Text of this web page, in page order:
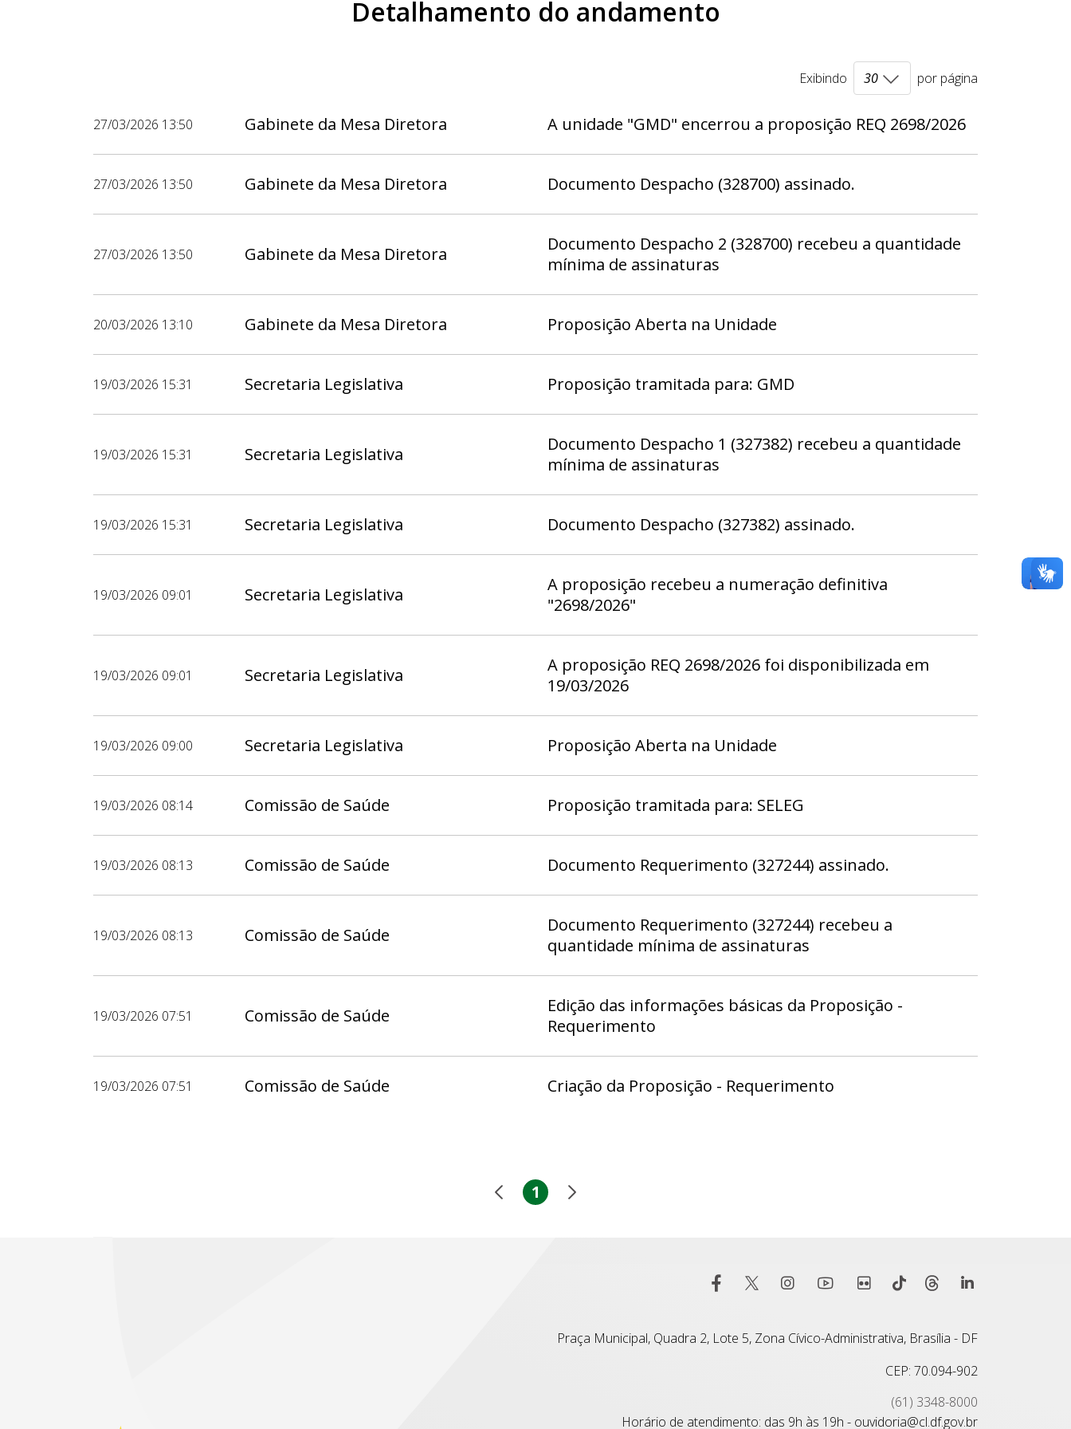
Detalhamento do andamento
Exibindo por página
27/03/2026 13:50 Gabinete da Mesa Diretora A unidade "GMD" encerrou a proposição REQ 2698/2026
27/03/2026 13:50 Gabinete da Mesa Diretora Documento Despacho (328700) assinado.
27/03/2026 13:50 Gabinete da Mesa Diretora
Documento Despacho 2 (328700) recebeu a quantidade
mínima de assinaturas
20/03/2026 13:10 Gabinete da Mesa Diretora Proposição Aberta na Unidade
19/03/2026 15:31 Secretaria Legislativa Proposição tramitada para: GMD
19/03/2026 15:31 Secretaria Legislativa
Documento Despacho 1 (327382) recebeu a quantidade
mínima de assinaturas
19/03/2026 15:31 Secretaria Legislativa Documento Despacho (327382) assinado.
19/03/2026 09:01 Secretaria Legislativa
A proposição recebeu a numeração definitiva
"2698/2026"
19/03/2026 09:01 Secretaria Legislativa
A proposição REQ 2698/2026 foi disponibilizada em
19/03/2026
19/03/2026 09:00 Secretaria Legislativa Proposição Aberta na Unidade
19/03/2026 08:14 Comissão de Saúde Proposição tramitada para: SELEG
19/03/2026 08:13 Comissão de Saúde Documento Requerimento (327244) assinado.
19/03/2026 08:13 Comissão de Saúde
Documento Requerimento (327244) recebeu a
quantidade mínima de assinaturas
19/03/2026 07:51 Comissão de Saúde
Edição das informações básicas da Proposição -
Requerimento
19/03/2026 07:51 Comissão de Saúde Criação da Proposição - Requerimento
1
Praça Municipal, Quadra 2, Lote 5, Zona Cívico-Administrativa, Brasília - DF
CEP: 70.094-902
(61) 3348-8000
Horário de atendimento: das 9h às 19h - ouvidoria@cl.df.gov.br